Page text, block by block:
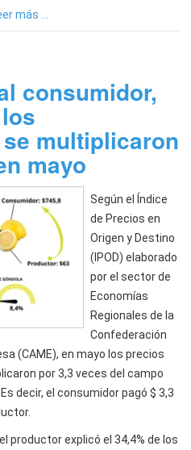
más ...
consumidor,
multiplicaron
mayo
Según el Índice
de Precios en
Origen y Destino
(IPOD) elaborado
por el sector de
Economías
Regionales de la
Confederación
(CAME), en mayo los precios
por 3,3 veces del campo
decir, el consumidor pagó $ 3,3
productor explicó el 34,4% de los